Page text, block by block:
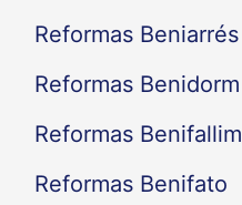
Reformas Beniarrés
Reformas Benidorm
Reformas Benifallim
Reformas Benifato